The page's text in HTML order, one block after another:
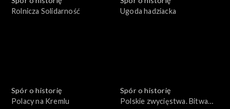
Rolnicza Solidarność
Ugoda hadziacka
Spór o historię
Polacy na Kremlu
Spór o historię
Polskie zwycięstwa. Bitwa